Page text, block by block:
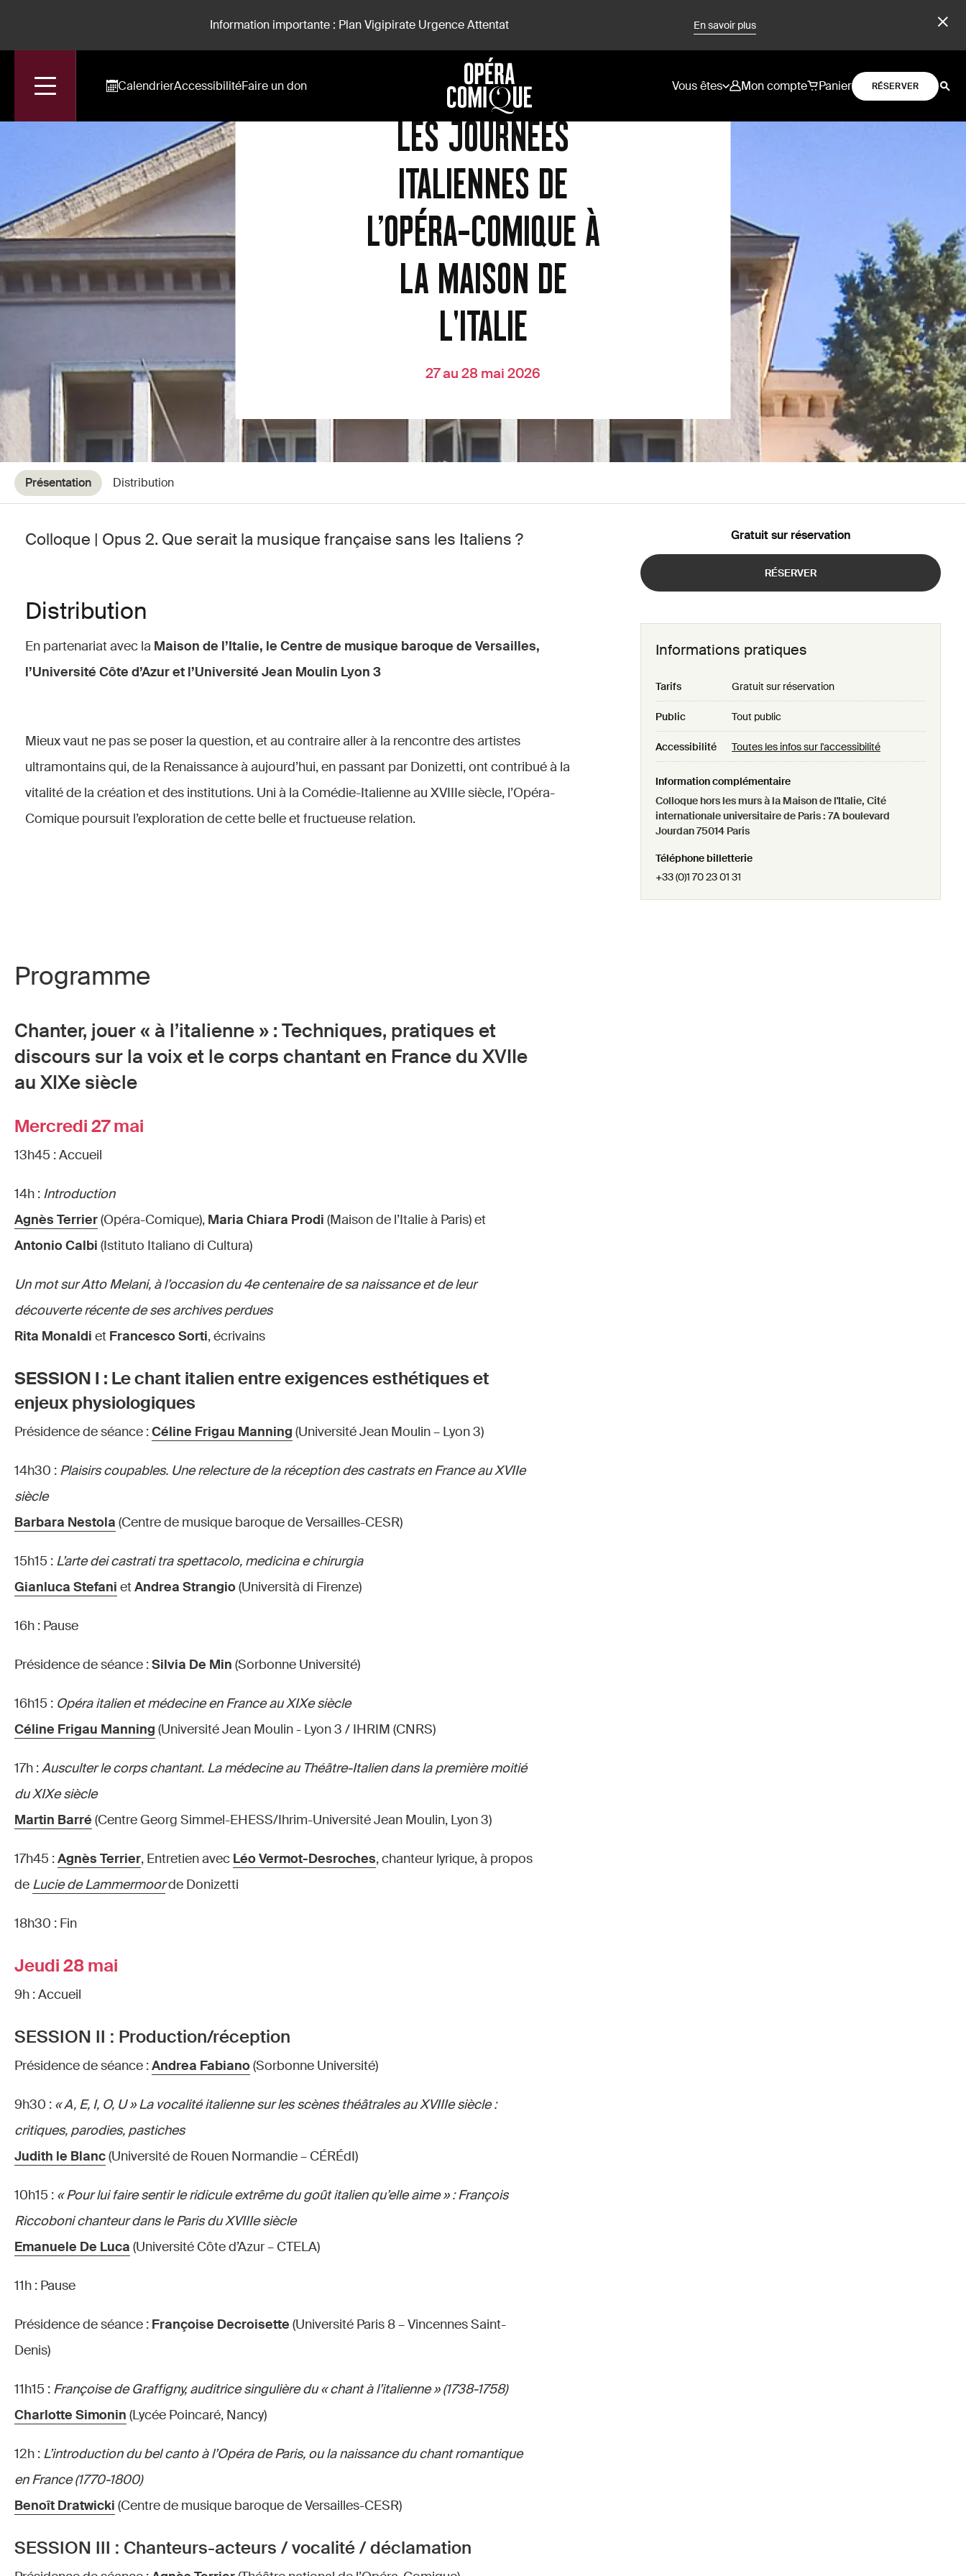
Information importante : Plan Vigipirate Urgence Attentat En savoir plus
CalendrierAccessibilitéFaire un don Vous êtes Mon compte Panier RÉSERVER
Accueil Spectacles Les Journées Italiennes de L’Opéra-Comique À La Maison de L'Italie Colloques
LES JOURNÉES
ITALIENNES DE
L’OPÉRA-COMIQUE À
LA MAISON DE
L'ITALIE
27 au 28 mai 2026
Présentation Distribution
Colloque | Opus 2. Que serait la musique française sans les Italiens ?
Distribution
En partenariat avec la Maison de l’Italie, le Centre de musique baroque de Versailles,
l’Université Côte d’Azur et l’Université Jean Moulin Lyon 3
Mieux vaut ne pas se poser la question, et au contraire aller à la rencontre des artistes
ultramontains qui, de la Renaissance à aujourd’hui, en passant par Donizetti, ont contribué à la
vitalité de la création et des institutions. Uni à la Comédie-Italienne au XVIIIe siècle, l’Opéra-
Comique poursuit l’exploration de cette belle et fructueuse relation.
Gratuit sur réservation
RÉSERVER
Informations pratiques
Tarifs Gratuit sur réservation
Public Tout public
Accessibilité Toutes les infos sur l'accessibilité
Information complémentaire
Colloque hors les murs à la Maison de l'Italie, Cité
internationale universitaire de Paris : 7A boulevard
Jourdan 75014 Paris
Téléphone billetterie
+33 (0)1 70 23 01 31
Programme
Chanter, jouer « à l’italienne » : Techniques, pratiques et
discours sur la voix et le corps chantant en France du XVIIe
au XIXe siècle
Mercredi 27 mai
13h45 : Accueil
14h : Introduction
Agnès Terrier(Opéra-Comique), Maria Chiara Prodi (Maison de l’Italie à Paris) et
Antonio Calbi (Istituto Italiano di Cultura)
Un mot sur Atto Melani, à l’occasion du 4e centenaire de sa naissance et de leur
découverte récente de ses archives perdues
Rita Monaldi et Francesco Sorti, écrivains
SESSION I : Le chant italien entre exigences esthétiques et
enjeux physiologiques
Présidence de séance :Céline Frigau Manning (Université Jean Moulin – Lyon 3)
14h30 : Plaisirs coupables. Une relecture de la réception des castrats en France au XVIIe
siècle
Barbara Nestola (Centre de musique baroque de Versailles-CESR)
15h15 : L’arte dei castrati tra spettacolo, medicina e chirurgia
Gianluca Stefani etAndrea Strangio(Università di Firenze)
16h : Pause
Présidence de séance :Silvia De Min (Sorbonne Université)
16h15 : Opéra italien et médecine en France au XIXe siècle
Céline Frigau Manning (Université Jean Moulin - Lyon 3 / IHRIM (CNRS)
17h :Ausculter le corps chantant. La médecine au Théâtre-Italien dans la première moitié
du XIXe siècle
Martin Barré (Centre Georg Simmel-EHESS/Ihrim-Université Jean Moulin, Lyon 3)
17h45 :Agnès Terrier, Entretien avec Léo Vermot-Desroches, chanteur lyrique, à propos
de Lucie de Lammermoorde Donizetti
18h30 : Fin
Jeudi 28 mai
9h : Accueil
SESSION II : Production/réception
Présidence de séance :Andrea Fabiano(Sorbonne Université)
9h30 : « A, E, I, O, U » La vocalité italienne sur les scènes théâtrales au XVIIIe siècle :
critiques, parodies, pastiches
Judith le Blanc(Université de Rouen Normandie – CÉRÉdI)
10h15 : « Pour lui faire sentir le ridicule extrême du goût italien qu’elle aime » : François
Riccoboni chanteur dans le Paris du XVIIIe siècle
Emanuele De Luca (Université Côte d’Azur – CTELA)
11h : Pause
Présidence de séance : Françoise Decroisette (Université Paris 8 – Vincennes Saint-
Denis)
11h15 : Françoise de Graffigny, auditrice singulière du « chant à l’italienne » (1738-1758)
Charlotte Simonin (Lycée Poincaré, Nancy)
12h : L’introduction du bel canto à l’Opéra de Paris, ou la naissance du chant romantique
en France (1770-1800)
Benoît Dratwicki (Centre de musique baroque de Versailles-CESR)
SESSION III : Chanteurs-acteurs / vocalité / déclamation